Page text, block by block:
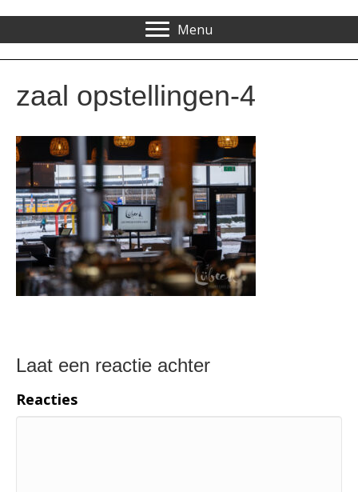
Menu
zaal opstellingen-4
Laat een reactie achter
Reacties